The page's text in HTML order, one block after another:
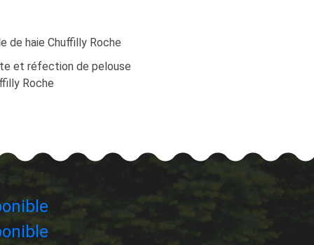
de haie Chuffilly Roche
et réfection de pelouse
Roche